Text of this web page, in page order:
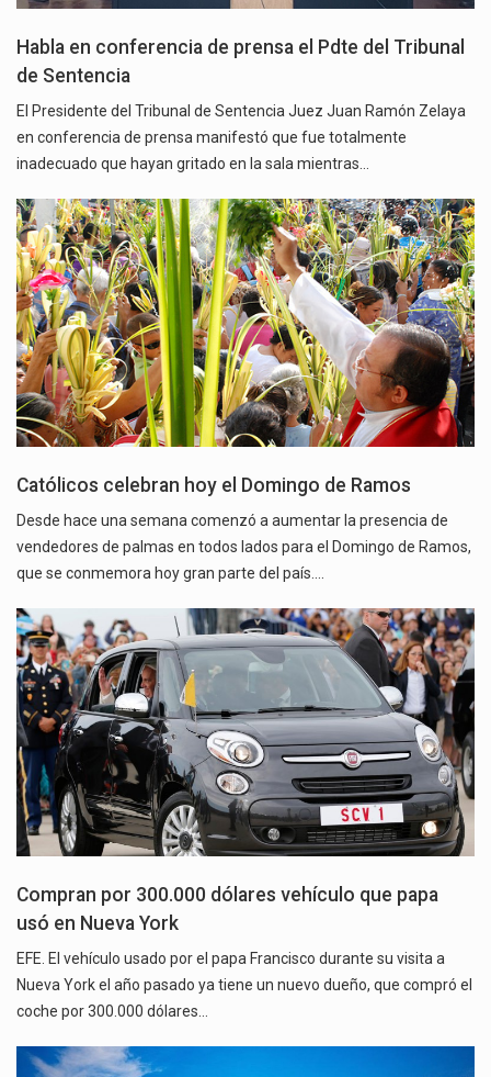
Habla en conferencia de prensa el Pdte del Tribunal
de Sentencia
El Presidente del Tribunal de Sentencia Juez Juan Ramón Zelaya
en conferencia de prensa manifestó que fue totalmente
inadecuado que hayan gritado en la sala mientras…
Católicos celebran hoy el Domingo de Ramos
Desde hace una semana comenzó a aumentar la presencia de
vendedores de palmas en todos lados para el Domingo de Ramos,
que se conmemora hoy gran parte del país.…
Compran por 300.000 dólares vehículo que papa
usó en Nueva York
EFE. El vehículo usado por el papa Francisco durante su visita a
Nueva York el año pasado ya tiene un nuevo dueño, que compró el
coche por 300.000 dólares…